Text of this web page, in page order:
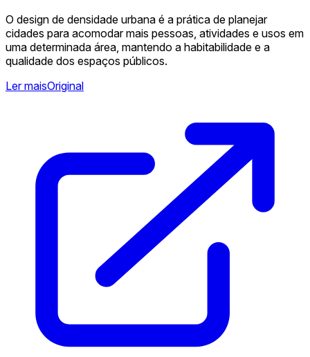
O design de densidade urbana é a prática de planejar
cidades para acomodar mais pessoas, atividades e usos em
uma determinada área, mantendo a habitabilidade e a
qualidade dos espaços públicos.
Ler maisOriginal